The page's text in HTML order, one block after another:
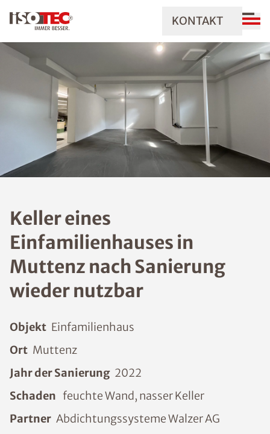
KONTAKT
Keller eines
Einfamilienhauses in
Muttenz nach Sanierung
wieder nutzbar
Objekt Einfamilienhaus
Ort Muttenz
Jahr der Sanierung 2022
Schaden feuchte Wand, nasser Keller
Partner Abdichtungssysteme Walzer AG